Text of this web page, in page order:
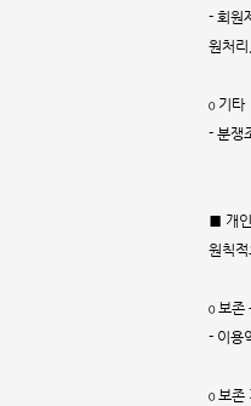
- 회원
원처
ο 기타
- 분쟁
■ 개
원칙
ο 보존
- 이용
ο 보존